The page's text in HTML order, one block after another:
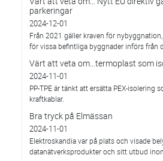
parkeringar
2024-12-01
Från 2021 gäller kraven för
för vissa befintliga byggnader införs från
Värt att veta om…termoplast som
2024-11-01
PP-TPE är tänkt att ersätta PEX-isolering
kraftkablar.
Bra tryck på Elmässan
2024-11-01
Elektroskandia var på plats och visade
datanätverksprodukter och sitt utbud